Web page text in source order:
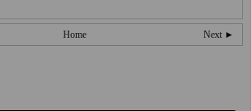
Next ►
Home